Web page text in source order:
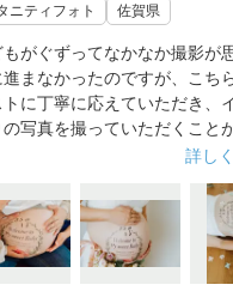
ニティフォト 佐賀県
がぐずってなかなか撮影が
進まなかったのですが、こち
トに丁寧に応えていただき、
写真を撮っていただくこと
。 仕上がった写真もどれも素
ティフォトでお世話になっ
ニューボーンフォトやお宮参
是非お願いしたいと思います
詳し